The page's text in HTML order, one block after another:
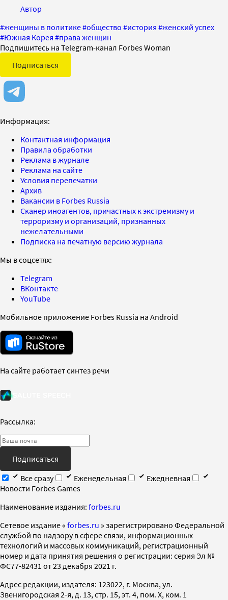
Автор
#женщины в политике#общество #история #женский успех
#Южная Корея #права женщин
Подпишитесь на Telegram-канал Forbes Woman
Подписаться
Информация:
Контактная информация
Правила обработки
Реклама в журнале
Реклама на сайте
Условия перепечатки
Архив
Вакансии в Forbes Russia
Сканер иноагентов, причастных к экстремизму и
терроризму и организаций, признанных
нежелательными
Подписка на печатную версию журнала
Мы в соцсетях:
Telegram
ВКонтакте
YouTube
Мобильное приложение Forbes Russia на Android
На сайте работает синтез речи
Рассылка:
Подписаться
Все сразу
Еженедельная
Ежедневная
Новости Forbes Games
Наименование издания: forbes.ru
Cетевое издание « forbes.ru » зарегистрировано Федеральной
службой по надзору в сфере связи, информационных
технологий и массовых коммуникаций, регистрационный
номер и дата принятия решения о регистрации: серия Эл №
ФС77-82431 от 23 декабря 2021 г.
Адрес редакции, издателя: 123022, г. Москва, ул.
Звенигородская 2-я, д. 13, стр. 15, эт. 4, пом. X, ком. 1